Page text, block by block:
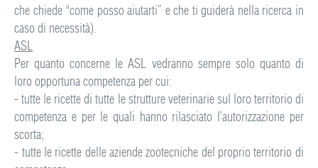
che chiede “come posso aiutarti” e che ti guiderà nella ricerca in
caso di necessità).
ASL
Per quanto concerne le ASL vedranno sempre solo quanto di
loro opportuna competenza per cui:
- tutte le ricette di tutte le strutture veterinarie sul loro territorio di
competenza e per le quali hanno rilasciato l’autorizzazione per
scorta;
- tutte le ricette delle aziende zootecniche del proprio territorio di